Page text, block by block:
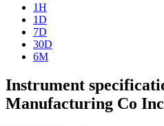
1H
1D
7D
30D
6M
Instrument
Manufacturing Co Inc